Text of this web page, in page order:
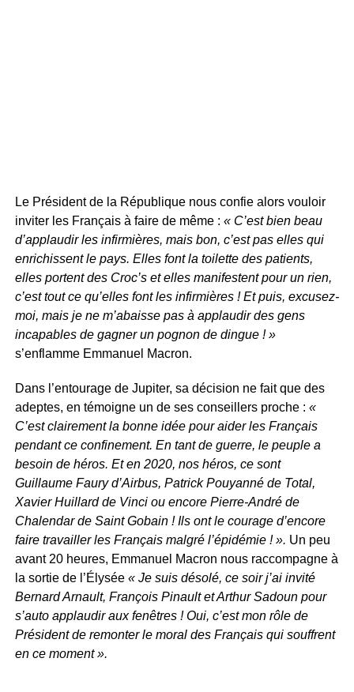
Le Président de la République nous confie alors vouloir
inviter les Français à faire de même : « C’est bien beau
d’applaudir les infirmières, mais bon, c’est pas elles qui
enrichissent le pays. Elles font la toilette des patients,
elles portent des Croc’s et elles manifestent pour un rien,
c’est tout ce qu’elles font les infirmières ! Et puis, excusez-
moi, mais je ne m’abaisse pas à applaudir des gens
incapables de gagner un pognon de dingue ! »
s’enflamme Emmanuel Macron.
Dans l’entourage de Jupiter, sa décision ne fait que des
adeptes, en témoigne un de ses conseillers proche : «
C’est clairement la bonne idée pour aider les Français
pendant ce confinement. En tant de guerre, le peuple a
besoin de héros. Et en 2020, nos héros, ce sont
Guillaume Faury d’Airbus, Patrick Pouyanné de Total,
Xavier Huillard de Vinci ou encore Pierre-André de
Chalendar de Saint Gobain ! Ils ont le courage d’encore
faire travailler les Français malgré l’épidémie ! ». Un peu
avant 20 heures, Emmanuel Macron nous raccompagne à
la sortie de l’Élysée « Je suis désolé, ce soir j’ai invité
Bernard Arnault, François Pinault et Arthur Sadoun pour
s’auto applaudir aux fenêtres ! Oui, c’est mon rôle de
Président de remonter le moral des Français qui souffrent
en ce moment ».